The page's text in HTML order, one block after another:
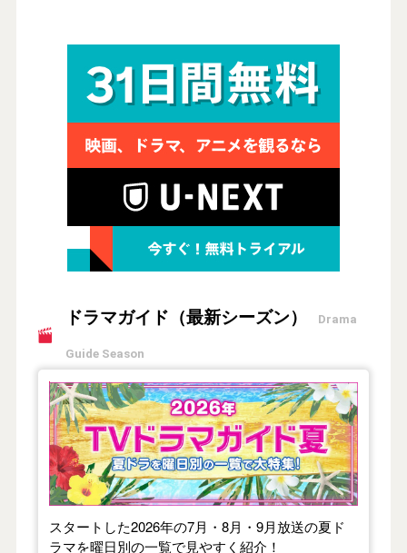
ドラマガイド（最新シーズン） Drama
Guide Season
【2026年夏】TVドラマガイド
スタートした2026年の7月・8月・9月放送の夏ド
ラマを曜日別の一覧で見やすく紹介！